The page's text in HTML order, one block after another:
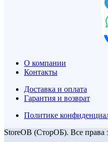
О компании
Контакты
Доставка и оплата
Гарантия и возврат
Политике
StoreOB (CторОБ). Все